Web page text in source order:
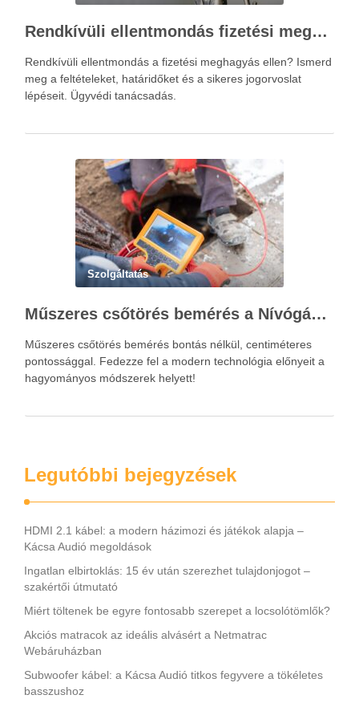
Rendkívüli ellentmondás fizetési meghagyás ellen – Újváry Zsolt Ügyvédi Iroda
Rendkívüli ellentmondás a fizetési meghagyás ellen? Ismerd
meg a feltételeket, határidőket és a sikeres jogorvoslat
lépéseit. Ügyvédi tanácsadás.
Szolgáltatás
Műszeres csőtörés bemérés a Nívógáz Hungária Kft.-vel
Műszeres csőtörés bemérés bontás nélkül, centiméteres
pontossággal. Fedezze fel a modern technológia előnyeit a
hagyományos módszerek helyett!
Legutóbbi bejegyzések
HDMI 2.1 kábel: a modern házimozi és játékok alapja –
Kácsa Audió megoldások
Ingatlan elbirtoklás: 15 év után szerezhet tulajdonjogot –
szakértői útmutató
Miért töltenek be egyre fontosabb szerepet a locsolótömlők?
Akciós matracok az ideális alvásért a Netmatrac
Webáruházban
Subwoofer kábel: a Kácsa Audió titkos fegyvere a tökéletes
basszushoz